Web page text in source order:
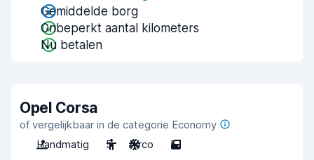
Gemiddelde borg
Onbeperkt aantal kilometers
Nu betalen
Opel Corsa
of vergelijkbaar in de categorie Economy
Handmatig
5 Airco 5